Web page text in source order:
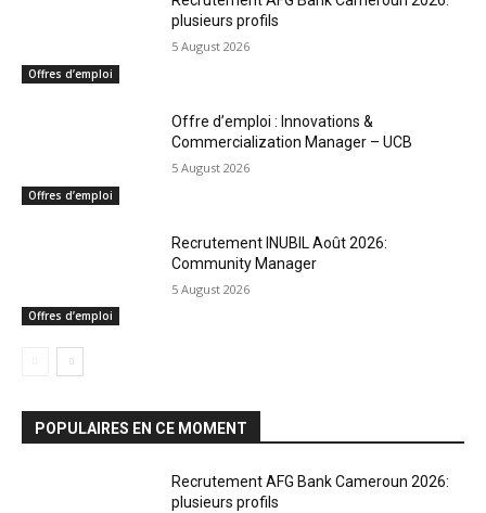
Offres d’emploi
plusieurs profils
5 August 2026
Offres d’emploi
Offre d’emploi : Innovations &
Commercialization Manager – UCB
5 August 2026
Offres d’emploi
Recrutement INUBIL Août 2026:
Community Manager
5 August 2026
POPULAIRES EN CE MOMENT
Recrutement AFG Bank Cameroun 2026:
plusieurs profils